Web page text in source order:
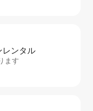
レ⁠ン⁠タ⁠ル
ます